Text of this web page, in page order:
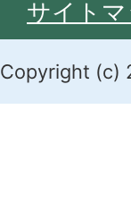
サイト
Copyright (c)